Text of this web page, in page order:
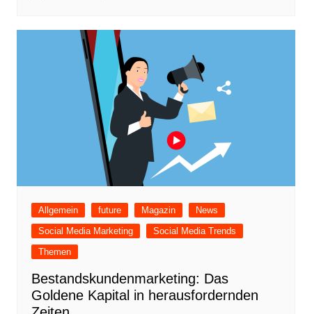
Allgemein future Magazin
News
Social Media Marketing
Social Media Trends
Themen
Bestandskundenmarketing: Das
Goldene Kapital in herausfordernden